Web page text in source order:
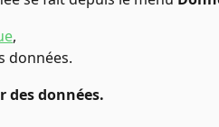
,
données.
des données.